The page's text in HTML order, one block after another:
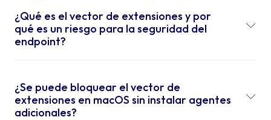
¿Qué es el vector de extensiones y por
qué es un riesgo para la seguridad del
endpoint?
¿Se puede bloquear el vector de
extensiones en macOS sin instalar agentes
adicionales?